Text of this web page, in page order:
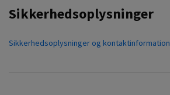
Sikkerhedsoplysninger
Sikkerhedsoplysninger og kontaktinformation